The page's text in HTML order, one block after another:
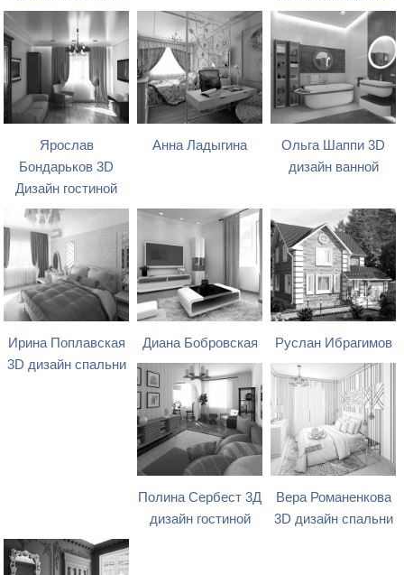
Ярослав
Бондарьков 3D
Дизайн гостиной
Анна Ладыгина
Ольга Шаппи 3D
дизайн ванной
Ирина Поплавская
3D дизайн спальни
Диана Бобровская Руслан Ибрагимов
Полина Сербест 3Д
дизайн гостиной
Вера Романенкова
3D дизайн спальни